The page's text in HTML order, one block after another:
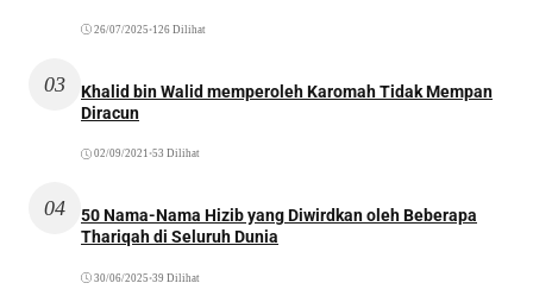
26/07/2025 •126 Dilihat
03
Khalid bin Walid memperoleh Karomah Tidak Mempan
Diracun
02/09/2021 •53 Dilihat
04
50 Nama-Nama Hizib yang Diwirdkan oleh Beberapa
Thariqah di Seluruh Dunia
30/06/2025 •39 Dilihat